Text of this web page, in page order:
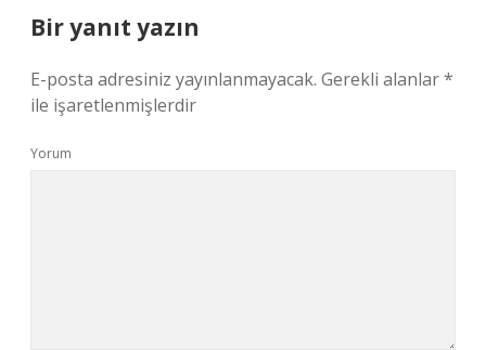
Bir yanıt yazın
E-posta adresiniz yayınlanmayacak. Gerekli alanlar*
ile işaretlenmişlerdir
Yorum